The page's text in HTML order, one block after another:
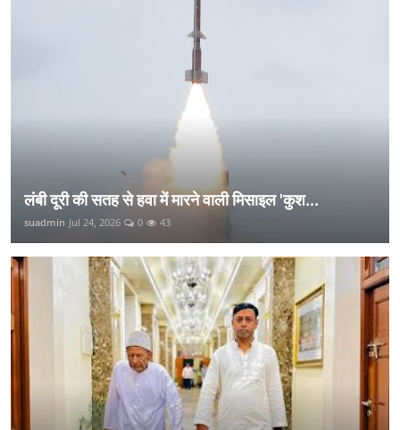
लंबी दूरी की सतह से हवा में मारने वाली मिसाइल 'कुश...
suadmin Jul 24, 2026 0 43